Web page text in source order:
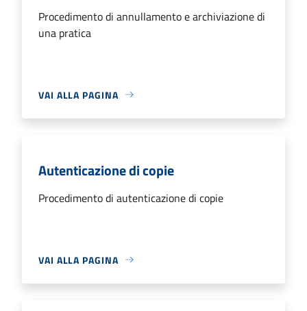
Procedimento di annullamento e archiviazione di
una pratica
VAI ALLA PAGINA
Autenticazione di copie
Procedimento di autenticazione di copie
VAI ALLA PAGINA